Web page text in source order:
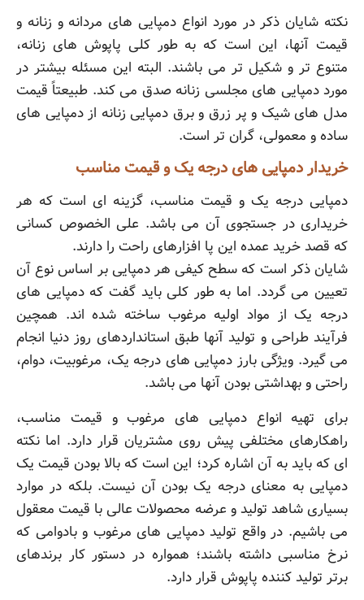
نکته شایان ذکر در مورد انواع دمپایی های مردانه و زنانه و
قیمت آنها، این است که به طور کلی پاپوش های زنانه،
متنوع تر و شکیل تر می باشند. البته این مسئله بیشتر در
مورد دمپایی های مجلسی زنانه صدق می کند. طبیعتاً قیمت
مدل های شیک و پر زرق و برق دمپایی زنانه از دمپایی های
ساده و معمولی، گران تر است.
خریدار دمپایی های درجه یک و قیمت مناسب
دمپایی درجه یک و قیمت مناسب، گزینه ای است که هر
خریداری در جستجوی آن می باشد. علی الخصوص کسانی
که قصد خرید عمده این پا افزارهای راحت را دارند.
شایان ذکر است که سطح کیفی هر دمپایی بر اساس نوع آن
تعیین می گردد. اما به طور کلی باید گفت که دمپایی های
درجه یک از مواد اولیه مرغوب ساخته شده اند. همچین
فرآیند طراحی و تولید آنها طبق استانداردهای روز دنیا انجام
می گیرد. ویژگی بارز دمپایی های درجه یک، مرغوبیت، دوام،
راحتی و بهداشتی بودن آنها می باشد.
برای تهیه انواع دمپایی های مرغوب و قیمت مناسب،
راهکارهای مختلفی پیش روی مشتریان قرار دارد. اما نکته
ای که باید به آن اشاره کرد؛ این است که بالا بودن قیمت یک
دمپایی به معنای درجه یک بودن آن نیست. بلکه در موارد
بسیاری شاهد تولید و عرضه محصولات عالی با قیمت معقول
می باشیم. در واقع تولید دمپایی های مرغوب و بادوامی که
نرخ مناسبی داشته باشند؛ همواره در دستور کار برندهای
برتر تولید کننده پاپوش قرار دارد.